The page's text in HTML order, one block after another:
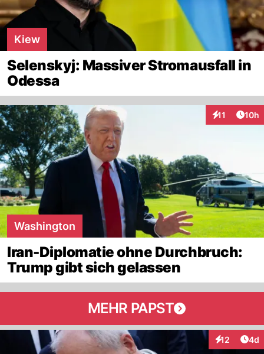
Kiew
Selenskyj: Massiver Stromausfall in
Odessa
11
Interaktionen
10h
Washington
Iran-Diplomatie ohne Durchbruch:
Trump gibt sich gelassen
MEHR PAPST
12
Interaktionen
4d